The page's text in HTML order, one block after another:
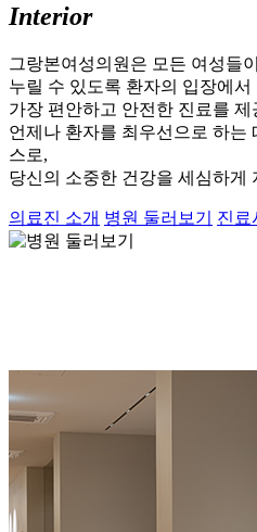
Interior
그랑본여성의원은 모든 여성들
누릴 수 있도록 환자의 입장에서
가장 편안하고 안전한 진료를 제
언제나 환자를 최우선으로 하는
스로,
당신의 소중한 건강을 세심하게
의료진 소개 병원 둘러보기 진료